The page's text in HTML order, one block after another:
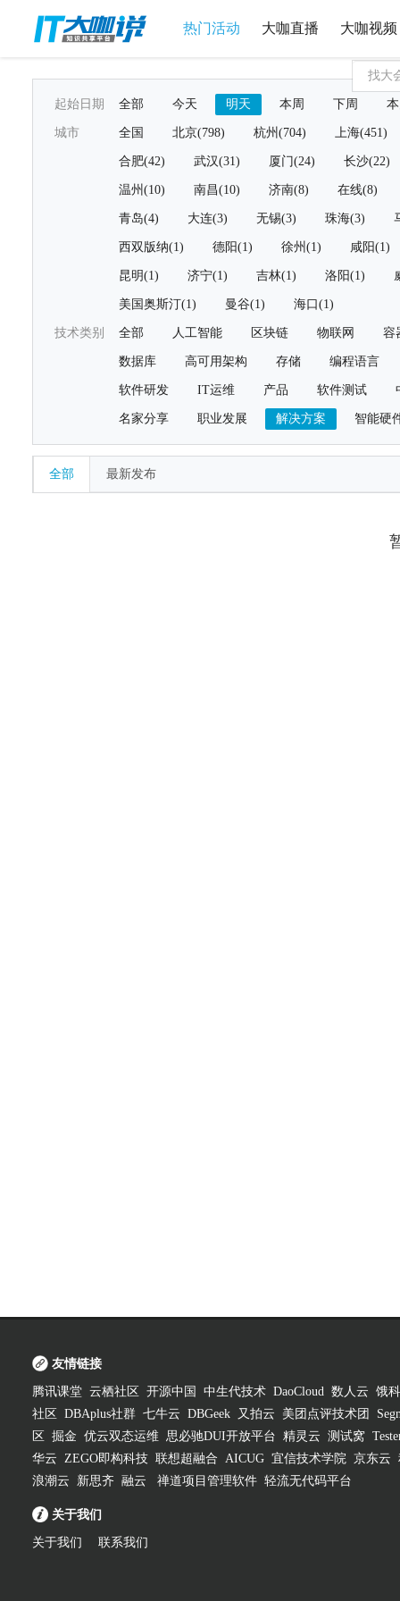
热门活动 大咖直播 大咖视频
起始日期 全部 今天 明天 本周 下周
城市 全国 北京(798) 杭州(704) 上海(451)
合肥(42) 武汉(31) 厦门(24) 长沙(22)
温州(10) 南昌(10) 济南(8) 在线(8)
青岛(4) 大连(3) 无锡(3) 珠海(3)
西双版纳(1) 德阳(1) 徐州(1) 咸阳(1)
昆明(1) 济宁(1) 吉林(1) 洛阳(1)
美国奥斯汀(1) 曼谷(1) 海口(1)
技术类别 全部 人工智能 区块链 物联网 容
数据库 高可用架构 存储 编程语言
软件研发 IT运维 产品 软件测试
名家分享 职业发展 解决方案 智能硬
全部 最新发布
友情链接
腾讯课堂 云栖社区 开源中国 中生代技术 DaoCloud 数人云 饿
社区
DBAplus社群 七牛云 DBGeek 又拍云 美团点评技术团
区
掘金 优云双态运维 思必驰DUI开放平台 精灵云 测试窝
华云 ZEGO即构科技 联想超融合 AICUG 宜信技术学院 京东云
浪潮云
新思齐 融云 禅道项目管理软件 轻流无代码平台
关于我们
关于我们 联系我们